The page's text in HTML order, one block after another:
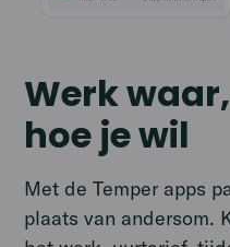
Werk
hoe je wil
Met de Temper apps
plaats van andersom.